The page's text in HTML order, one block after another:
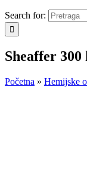
Search for:
Sheaffer
Početna » Hemijske